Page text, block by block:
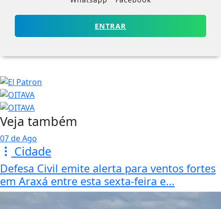
ENTRAR
Veja também
07 de Ago
Cidade
Defesa Civil emite alerta para ventos fortes
em Araxá entre esta sexta-feira e...